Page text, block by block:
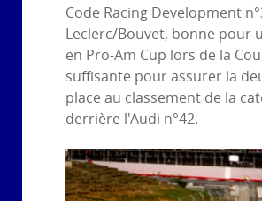
Code Racing Development
Leclerc/Bouvet, bonne pour
en Pro-Am Cup lors de la
suffisante pour assurer la
place au classement de la
derrière l'Audi n°42.